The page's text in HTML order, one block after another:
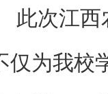
此次江
仅为我校